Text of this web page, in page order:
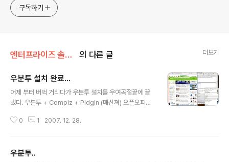
한 기술 멘토링과 강의 진행합니다. Linkedin :
https://www.linkedin.com/in/terrycho75/
구독하기
엔터프라이즈 솔루션/우분투 의 다른 글 더보기
우분투 설치 완료...
어제 부터 버벅 거리다가 우분투 설치를 우여곡절끝에 끝
냈다. 우분투 + Compiz + Pidgin (메신져) 오픈오피스
하고 나에 빼어놓을 수 없는 마인드맵툴 Free mind 설치
오픈오피스에서 문서를 편집하면 MS 오피스에서 서식이
0 1 2007. 12. 28.
우분투..